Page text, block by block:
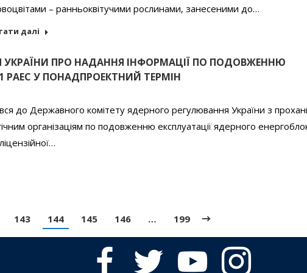
– ранньоквітучими рослинами, занесеними до…
далі
ПРО НАДАННЯ ІНФОРМАЦІЇ ПО ПОДОВЖЕННЮ
РАЕС У ПОНАДПРОЕКТНИЙ ТЕРМІН
до Державного комітету ядерного регулювання України з
організаціям по подовженню експлуатації ядерного
143 144 145 146 … 199
facebook twitter youtube instagram